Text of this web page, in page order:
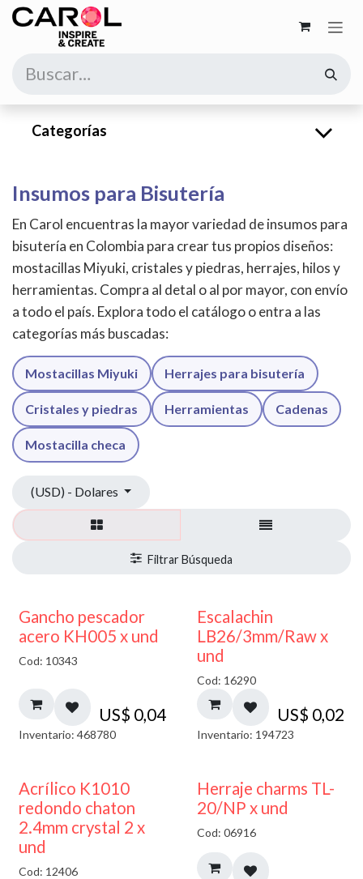
Ir al contenido
Categorías
Insumos para Bisutería
En Carol encuentras la mayor variedad de insumos para
bisutería en Colombia para crear tus propios diseños:
mostacillas Miyuki, cristales y piedras, herrajes, hilos y
herramientas. Compra al detal o al por mayor, con envío
a todo el país. Explora todo el catálogo o entra a las
categorías más buscadas:
Mostacillas Miyuki Herrajes para bisutería
Cristales y piedras Herramientas Cadenas
Mostacilla checa
(USD) - Dolares
Gancho pescador
acero KH005 x und
Cod: 10343
US$ 0,04
Inventario: 468780
Escalachin
LB26/3mm/Raw x
und
Cod: 16290
US$ 0,02
Inventario: 194723
50% DESCUENTO
Acrílico K1010
redondo chaton
2.4mm crystal 2 x
und
Cod: 12406
40% DESCUENTO
Herraje charms TL-
20/NP x und
Cod: 06916